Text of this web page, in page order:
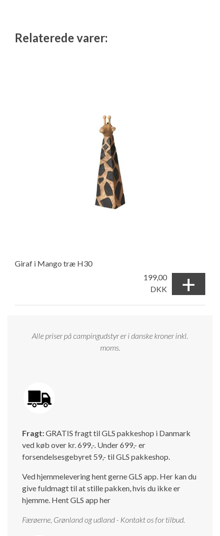
Relaterede varer:
Giraf i Mango træ H30
199,00
DKK
+
Alle priser på campingudstyr er i danske kroner inkl.
moms.
Fragt:GRATIS fragt til GLS pakkeshop i Danmark
ved køb over kr. 699,-. Under 699,- er
forsendelsesgebyret 59,- til GLS pakkeshop.
Ved hjemmelevering hent gerne GLS app. Her kan du
give fuldmagt til at stille pakken, hvis du ikke er
hjemme. Hent GLS app her
Færøerne, Grønland og udland - Kontakt os for tilbud.